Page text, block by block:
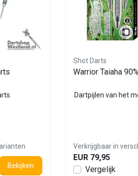
Bekijken
Shot Darts
Warrior Taiaha
Dartpijlen van het
Verkrijgbaar in
EUR 79,95
Vergelijk